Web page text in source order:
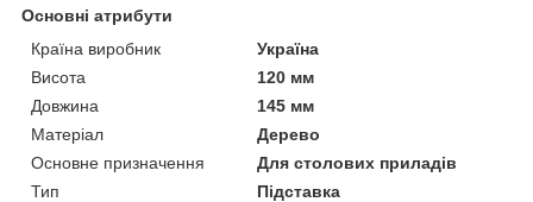
Основні атрибути
Країна виробник
Україна
Висота
120 мм
Довжина
145 мм
Матеріал
Дерево
Основне призначення
Для столових приладів
Тип
Підставка